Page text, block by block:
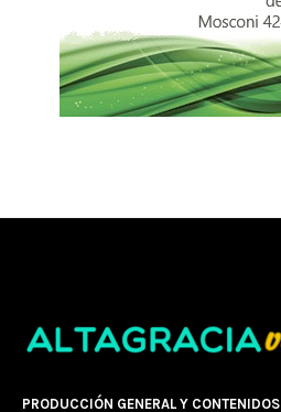
PRODUCCIÓN GENERAL Y CONTENIDOS